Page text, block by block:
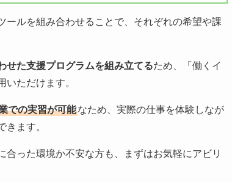
ルを組み合わせることで、それぞれの希望や課
せた支援プログラムを組み立てるため、「働くイ
いただけます。
での実習が可能なため、実際の仕事を体験しなが
きます。
合った環境か不安な方も、まずはお気軽にアビリ